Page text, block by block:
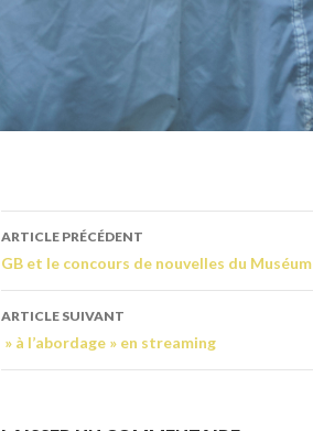
ARTICLE PRÉCÉDENT
GB et le concours de nouvelles du Muséum
ARTICLE SUIVANT
» à l’abordage » en streaming